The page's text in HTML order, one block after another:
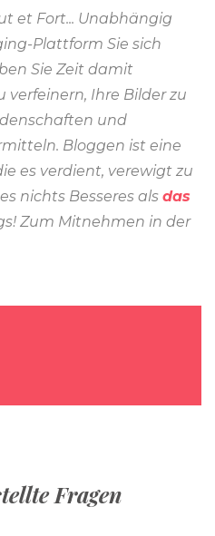
et Fort... Unabhängig
Plattform Sie sich
Sie Zeit damit
verfeinern, Ihre Bilder zu
und
Bloggen ist eine
es verdient, verewigt zu
nichts Besseres als das
Zum Mitnehmen in der
Fragen